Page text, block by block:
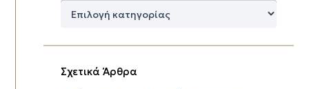
Δημοφιλείς
Σχετικά Άρθρα